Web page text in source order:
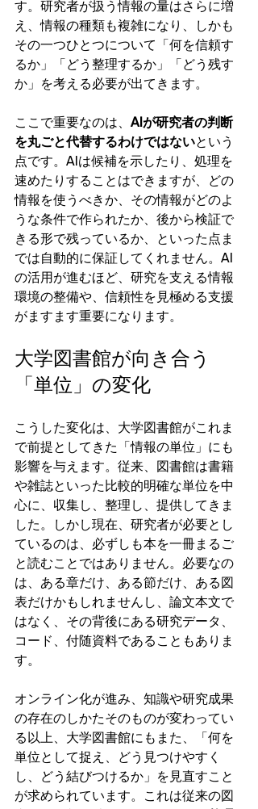
す。研究者が扱う情報の量はさらに増
え、情報の種類も複雑になり、しかも
その一つひとつについて「何を信頼す
るか」「どう整理するか」「どう残す
か」を考える必要が出てきます。
ここで重要なのは、 AIが研究者の判断
を丸ごと代替するわけではないという
点です。AIは候補を示したり、処理を
速めたりすることはできますが、どの
情報を使うべきか、その情報がどのよ
うな条件で作られたか、後から検証で
きる形で残っているか、といった点ま
では自動的に保証してくれません。AI
の活用が進むほど、研究を支える情報
環境の整備や、信頼性を見極める支援
がますます重要になります。
大学図書館が向き合う
「単位」の変化
こうした変化は、大学図書館がこれま
で前提としてきた「情報の単位」にも
影響を与えます。従来、図書館は書籍
や雑誌といった比較的明確な単位を中
心に、収集し、整理し、提供してきま
した。しかし現在、研究者が必要とし
ているのは、必ずしも本を一冊まるご
と読むことではありません。必要なの
は、ある章だけ、ある節だけ、ある図
表だけかもしれませんし、論文本文で
はなく、その背後にある研究データ、
コード、付随資料であることもありま
す。
オンライン化が進み、知識や研究成果
の存在のしかたそのものが変わってい
る以上、大学図書館にもまた、「何を
単位として捉え、どう見つけやすく
し、どう結びつけるか」を見直すこと
が求められています。これは従来の図